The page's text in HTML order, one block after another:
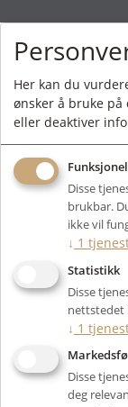
Forside / Produkter/
Viser 4
Her kan du
ønsker å bruke
eller deaktiver
Disse
brukbar.
ikke vil
↓ 1
Statistikk
Disse
nettstedet
↓ 1
Disse
deg